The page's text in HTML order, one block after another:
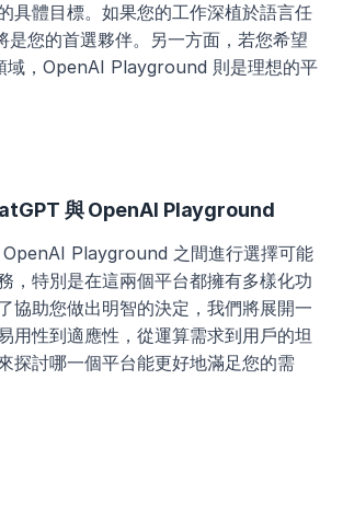
具體目標。如果您的工作深植於語言任
您的首選夥伴。另一方面，若您希望
域，OpenAI Playground 則是理想的平
與 OpenAI Playground
Playground 之間進行選擇可能
，特別是在這兩個平台都擁有多樣化功
協助您做出明智的決定，我們將展開一
用性到適應性，從運算需求到用戶的坦
探討哪一個平台能更好地滿足您的需